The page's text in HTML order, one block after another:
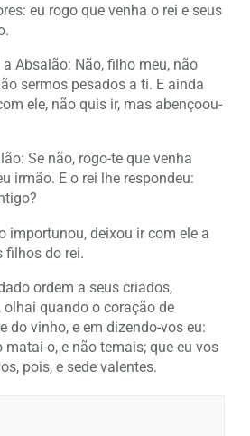
eu rogo que venha o rei e seus
a Absalão: Não, filho meu, não
sermos pesados a ti. E ainda
ele, não quis ir, mas abençoou-
Se não, rogo-te que venha
irmão. E o rei lhe respondeu:
importunou, deixou ir com ele a
filhos do rei.
ordem a seus criados,
olhai quando o coração de
do vinho, e em dizendo-vos eu:
matai-o, e não temais; que eu vos
pois, e sede valentes.